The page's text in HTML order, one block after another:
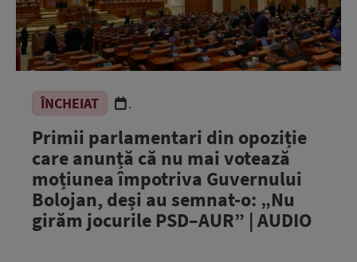
ÎNCHEIAT .
Primii parlamentari din opoziție
care anunță că nu mai votează
moțiunea împotriva Guvernului
Bolojan, deși au semnat-o: „Nu
girăm jocurile PSD–AUR” | AUDIO